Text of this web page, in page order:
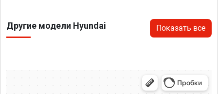
Другие модели Hyundai Показать все